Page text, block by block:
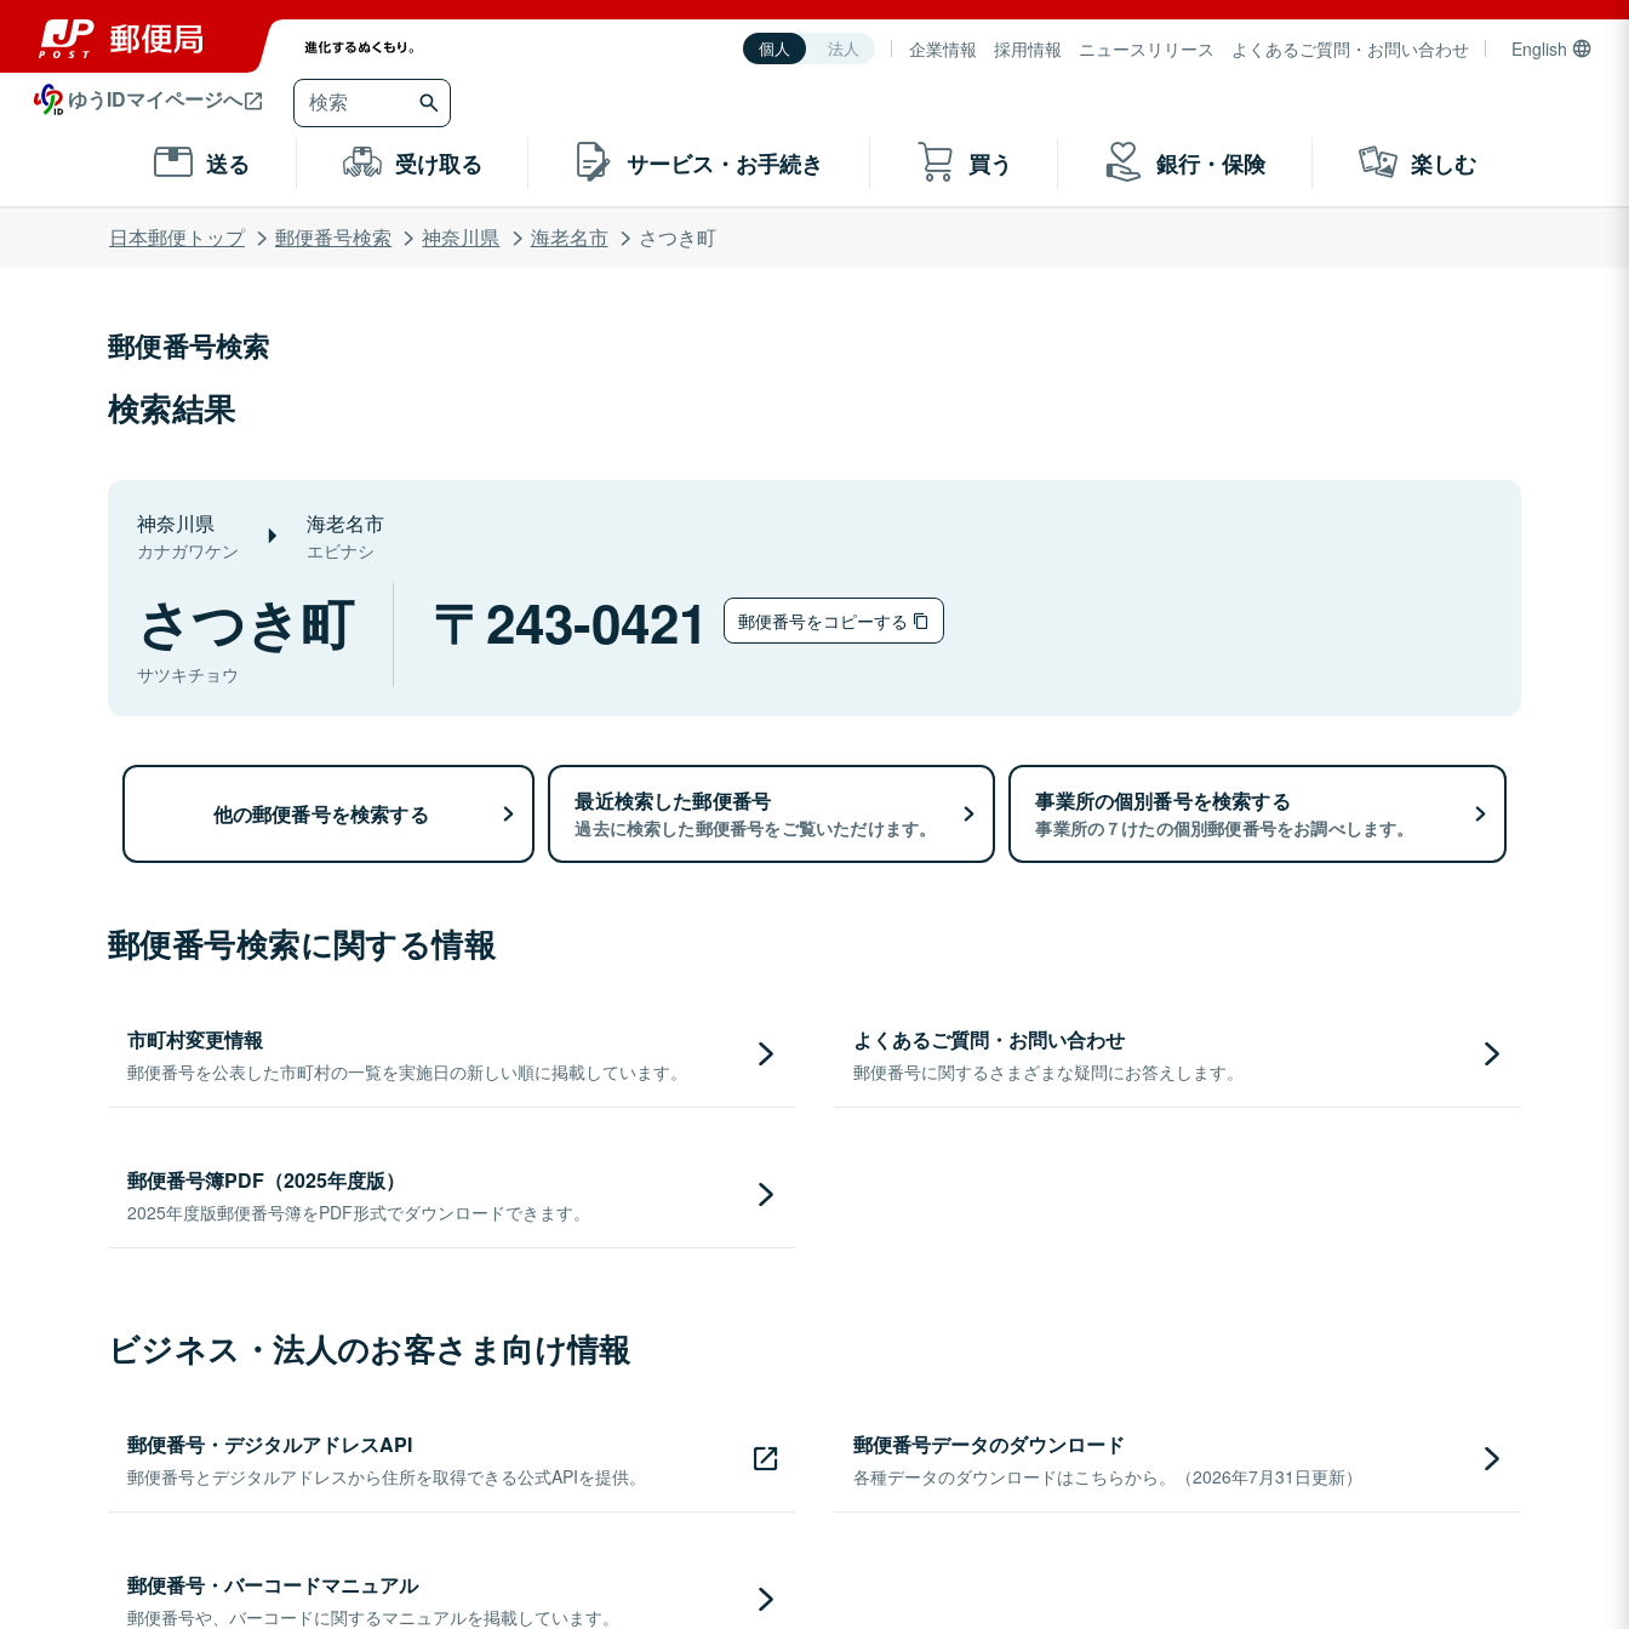
個人 法人 企業情報 採用情報 ニュースリリース よくあるご質問・お問い合わせ English
ゆうIDマイページへ
送る 受け取る サービス・お手続き 買う 銀行・保険 楽しむ
日本郵便トップ 郵便番号検索 神奈川県 海老名市 さつき町
郵便番号検索
検索結果
神奈川県
カナガワケン
海老名市
エビナシ
さつき町
サツキチョウ
243-0421 郵便番号をコピーする
他の郵便番号を検索する 最近検索した郵便番号
過去に検索した郵便番号をご覧いただけます。
事業所の個別番号を検索する
事業所の７けたの個別郵便番号をお調べします。
郵便番号検索に関する情報
市町村変更情報
郵便番号を公表した市町村の一覧を実施日の新しい順に掲載しています。
よくあるご質問・お問い合わせ
郵便番号に関するさまざまな疑問にお答えします。
郵便番号簿PDF（2025年度版）
2025年度版郵便番号簿をPDF形式でダウンロードできます。
ビジネス・法人のお客さま向け情報
郵便番号・デジタルアドレスAPI
郵便番号とデジタルアドレスから住所を取得できる公式APIを提供。
郵便番号データのダウンロード
各種データのダウンロードはこちらから。（2026年7月31日更新）
郵便番号・バーコードマニュアル
郵便番号や、バーコードに関するマニュアルを掲載しています。